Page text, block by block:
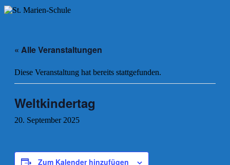
« Alle Veranstaltungen
Diese Veranstaltung hat bereits stattgefunden.
Weltkindertag
20. September 2025
Zum Kalender hinzufügen